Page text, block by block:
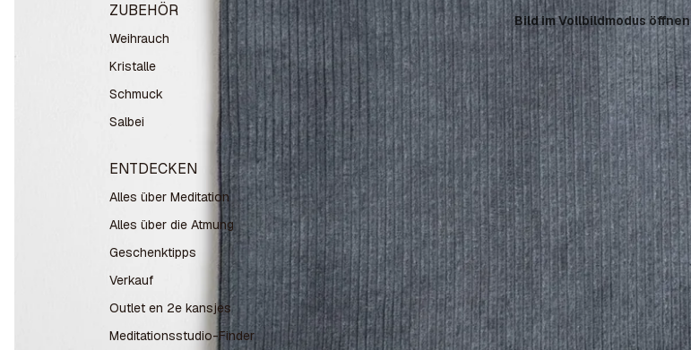
ZUBEHÖR
Weihrauch
Kristalle
Schmuck
Salbei
ENTDECKEN
Alles über Meditation
Alles über die Atmung
Geschenktipps
Verkauf
Outlet en 2e kansjes
Meditationsstudio-Finder
Bild im Vollbildmodus öffnen